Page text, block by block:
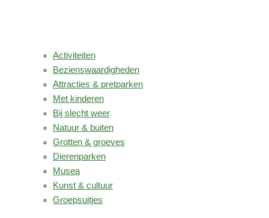
Activiteiten
Bezienswaardigheden
Attracties & pretparken
Met kinderen
Bij slecht weer
Natuur & buiten
Grotten & groeves
Dierenparken
Musea
Kunst & cultuur
Groepsuitjes